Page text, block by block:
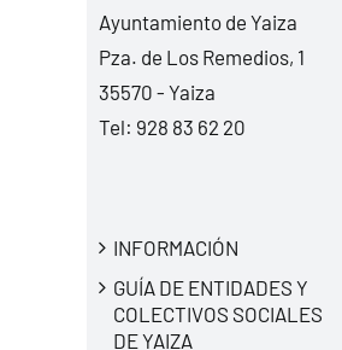
Ayuntamiento de Yaiza
Pza. de Los Remedios, 1
35570 - Yaiza
Tel: 928 83 62 20
INFORMACIÓN
GUÍA DE ENTIDADES Y
COLECTIVOS SOCIALES
DE YAIZA